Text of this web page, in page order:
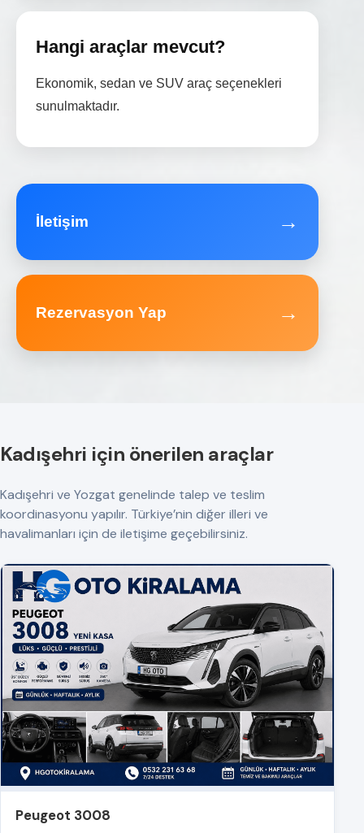
Hangi araçlar mevcut?
Ekonomik, sedan ve SUV araç seçenekleri
sunulmaktadır.
İletişim →
Rezervasyon Yap →
Kadışehri için önerilen araçlar
Kadışehri ve Yozgat genelinde talep ve teslim
koordinasyonu yapılır. Türkiye’nin diğer illeri ve
havalimanları için de iletişime geçebilirsiniz.
Peugeot 3008